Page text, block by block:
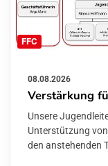
FFC
08.08.2026
Verstärkung
Unsere
Unterstützung
den anstehenden